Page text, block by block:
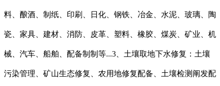
料、酿酒、制纸、印刷、日化、钢铁、冶金、水泥、玻璃、陶
瓷、家具、建材、消防、皮革、塑料、橡胶、煤炭、矿业、机
械、汽车、船舶、配备制制等...3、土壤取地下水修复：土壤
污染管理、矿山生态修复、农用地修复配备、土壤检测阐发配